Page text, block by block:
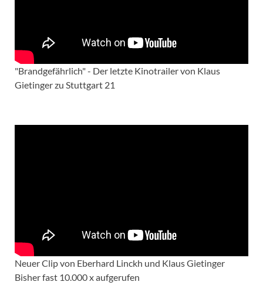
"Brandgefährlich" - Der letzte Kinotrailer von Klaus
Gietinger zu Stuttgart 21
Neuer Clip von Eberhard Linckh und Klaus Gietinger
Bisher fast 10.000 x aufgerufen